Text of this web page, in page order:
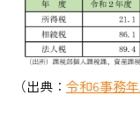
（出典： 令和6事務